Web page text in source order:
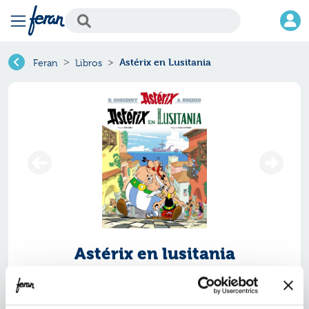
Feran Libros Astérix en Lusitania
Astérix en lusitania
Ref.